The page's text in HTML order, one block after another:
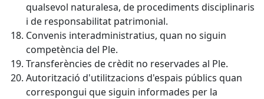
qualsevol naturalesa, de procediments disciplinaris
i de responsabilitat patrimonial.
Convenis interadministratius, quan no siguin
competència del Ple.
Transferències de crèdit no reservades al Ple.
Autorització d'utilitzacions d'espais públics quan
correspongui que siguin informades per la